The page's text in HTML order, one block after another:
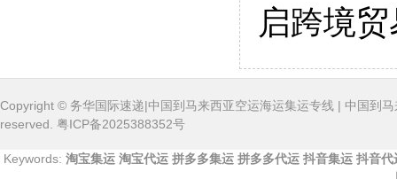
启跨境
Copyright © 务华国际速递|中国到马来西亚空运海运集运专线 | 中国到
reserved. 粤ICP备2025388352号
Keywords: 淘宝集运 淘宝代运 拼多多集运 拼多多代运 抖音集运 抖音代